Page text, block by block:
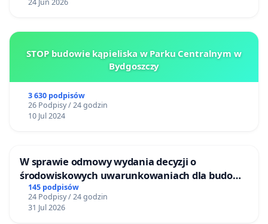
STOP budowie kąpieliska w Parku Centralnym w
Bydgoszczy
3 630 podpisów
26 Podpisy / 24 godzin
10 Jul 2024
W sprawie odmowy wydania decyzji o
środowiskowych uwarunkowaniach dla budowy
zakładu wytwarzania biometanu „Krynki” w
Ostrowiu Południowym oraz ochrony
mieszkańców i Puszczy Knyszyńskiej
145 podpisów
24 Podpisy / 24 godzin
31 Jul 2026